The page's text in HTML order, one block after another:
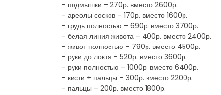
- подмышки – 270р. вместо 2600р.
- ареолы сосков – 170р. вместо 1600р.
- грудь полностью – 690р. вместо 3700р.
- белая линия живота – 400р. вместо 2400р.
- живот полностью – 790р. вместо 4500р.
- руки до локтя – 520р. вместо 3600р.
- руки полностью – 1000р. вместо 6400р.
- кисти + пальцы – 300р. вместо 2200р.
- пальцы – 200р. вместо 1800р.